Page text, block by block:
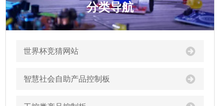
分类导航
世界杯竞猜网站
智慧社会自助产品控制板